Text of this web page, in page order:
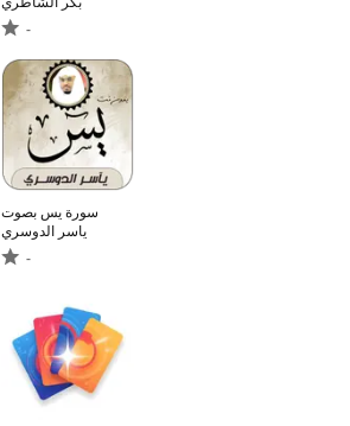
-
سورة يس بصوت
ياسر الدوسري
-